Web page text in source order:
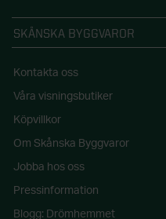
SKÅNSKA BYGGVAROR
Kontakta oss
Våra visningsbutiker
Köpvillkor
Om Skånska Byggvaror
Jobba hos oss
Pressinformation
Blogg: Drömhemmet